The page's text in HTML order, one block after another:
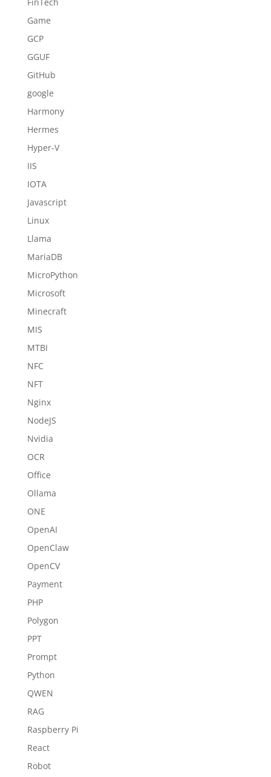
Game
GCP
GGUF
GitHub
google
Harmony
Hermes
Hyper-V
IIS
IOTA
Javascript
Linux
Llama
MariaDB
MicroPython
Microsoft
Minecraft
MIS
MTBI
NFC
NFT
Nginx
NodeJS
Nvidia
OCR
Office
Ollama
ONE
OpenAI
OpenClaw
OpenCV
Payment
PHP
Polygon
PPT
Prompt
Python
QWEN
RAG
Raspberry Pi
React
Robot